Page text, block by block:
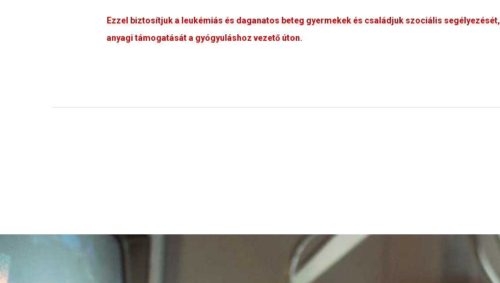
Ezzel biztosítjuk a leukémiás és daganatos beteg gyermekek és családjuk szociális segélyezését,
anyagi támogatását a gyógyuláshoz vezető úton.